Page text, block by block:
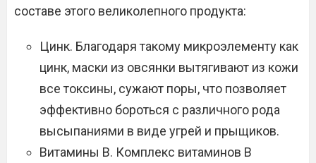
составе этого великолепного продукта:
Цинк. Благодаря такому микроэлементу как
цинк, маски из овсянки вытягивают из кожи
все токсины, сужают поры, что позволяет
эффективно бороться с различного рода
высыпаниями в виде угрей и прыщиков.
Витамины В. Комплекс витаминов В